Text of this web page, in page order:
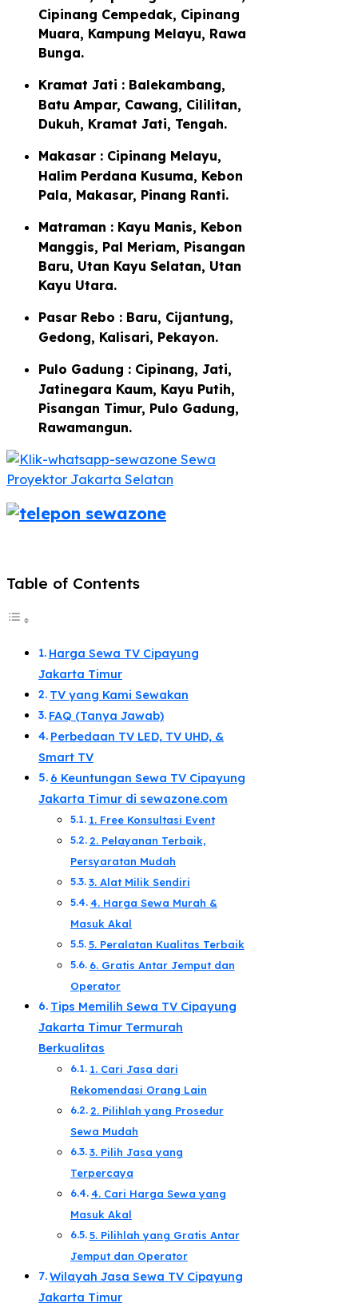
Cipinang Cempedak, Cipinang
Muara, Kampung Melayu, Rawa
Bunga.
Kramat Jati : Balekambang,
Batu Ampar, Cawang, Cililitan,
Dukuh, Kramat Jati, Tengah.
Makasar : Cipinang Melayu,
Halim Perdana Kusuma, Kebon
Pala, Makasar, Pinang Ranti.
Matraman : Kayu Manis, Kebon
Manggis, Pal Meriam, Pisangan
Baru, Utan Kayu Selatan, Utan
Kayu Utara.
Pasar Rebo : Baru, Cijantung,
Gedong, Kalisari, Pekayon.
Pulo Gadung : Cipinang, Jati,
Jatinegara Kaum, Kayu Putih,
Pisangan Timur, Pulo Gadung,
Rawamangun.
Table of Contents
Harga Sewa TV Cipayung
Jakarta Timur
TV yang Kami Sewakan
FAQ (Tanya Jawab)
Perbedaan TV LED, TV UHD, &
Smart TV​
6 Keuntungan Sewa TV Cipayung
Jakarta Timur di sewazone.com​
1. Free Konsultasi Event
2. Pelayanan Terbaik,
Persyaratan Mudah​
3. Alat Milik Sendiri​
​4. Harga Sewa Murah &
Masuk Akal​
5. Peralatan Kualitas Terbaik​
6. Gratis Antar Jemput dan
Operator​
Tips Memilih Sewa TV Cipayung
Jakarta Timur Termurah
Berkualitas​
1. Cari Jasa dari
Rekomendasi Orang Lain​
2. Pilihlah yang Prosedur
Sewa Mudah​
3. Pilih Jasa yang
Terpercaya​
4. Cari Harga Sewa yang
Masuk Akal​
5. Pilihlah yang Gratis Antar
Jemput dan Operator​
Wilayah Jasa Sewa TV Cipayung
Jakarta Timur